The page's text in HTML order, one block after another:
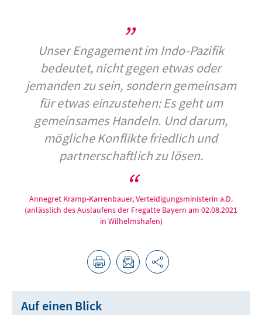
Unser Engagement im Indo-Pazifik
bedeutet, nicht gegen etwas oder
jemanden zu sein, sondern gemeinsam
für etwas einzustehen: Es geht um
gemeinsames Handeln. Und darum,
mögliche Konflikte friedlich und
partnerschaftlich zu lösen.
Annegret Kramp-Karrenbauer, Verteidigungsministerin a.D.
(anlässlich des Auslaufens der Fregatte Bayern am 02.08.2021
in Wilhelmshafen)
Auf einen Blick